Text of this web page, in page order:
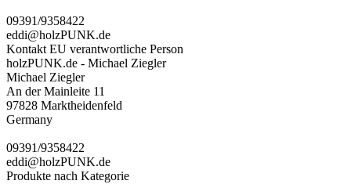
09391/9358422
eddi@holzPUNK.de
Kontakt EU verantwortliche Person
holzPUNK.de - Michael Ziegler
Michael Ziegler
An der Mainleite 11
97828 Marktheidenfeld
Germany
09391/9358422
eddi@holzPUNK.de
Produkte nach Kategorie